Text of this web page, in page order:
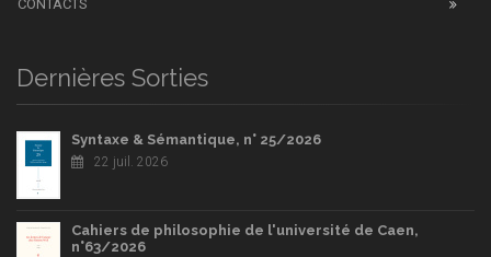
CONTACTS
Dernières Sorties
Syntaxe & Sémantique, n° 25/2026
22 juil. 2026
Cahiers de philosophie de l'université de Caen,
n°63/2026